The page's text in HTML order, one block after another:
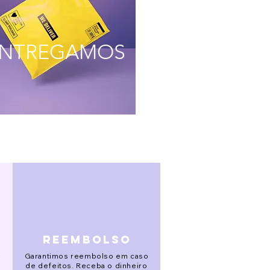
reembolso
Garantimos reembolso em caso
de defeitos. Receba o dinheiro